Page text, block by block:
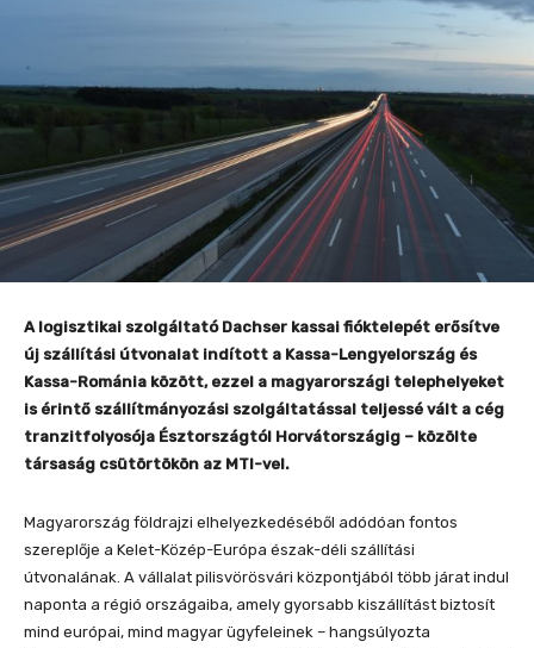
A logisztikai szolgáltató Dachser kassai fióktelepét erősítve
új szállítási útvonalat indított a Kassa-Lengyelország és
Kassa-Románia között, ezzel a magyarországi telephelyeket
is érintő szállítmányozási szolgáltatással teljessé vált a cég
tranzitfolyosója Észtországtól Horvátországig – közölte
társaság csütörtökön az MTI-vel.
Magyarország földrajzi elhelyezkedéséből adódóan fontos
szereplője a Kelet-Közép-Európa észak-déli szállítási
útvonalának. A vállalat pilisvörösvári központjából több járat indul
naponta a régió országaiba, amely gyorsabb kiszállítást biztosít
mind európai, mind magyar ügyfeleinek – hangsúlyozta